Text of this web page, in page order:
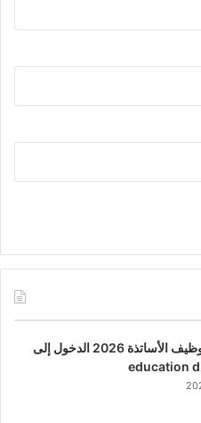
نتائج مسابقة توظيف الأساتذة 2026 الدخول إلى